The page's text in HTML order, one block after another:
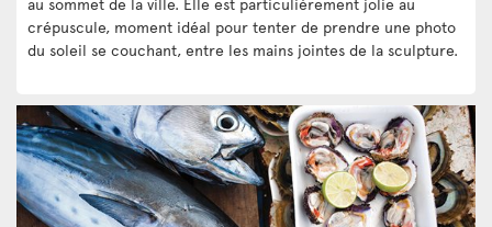
crépuscule, moment idéal pour tenter de prendre une photo
du soleil se couchant, entre les mains jointes de la sculpture.